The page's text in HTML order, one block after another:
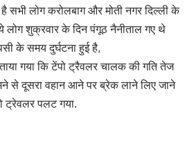
है सभी लोग करोलबाग और मोती नगर दिल्ली के
लोग शुक्रवार के दिन पंगूठ नैनीताल गए थे
के समय दुर्घटना हुई है,
गया कि टेंपो ट्रैवलर चालक की गति तेज
से दूसरा वहान आने पर ब्रेक लाने लिए जाने
ट्रेवलर पलट गया.